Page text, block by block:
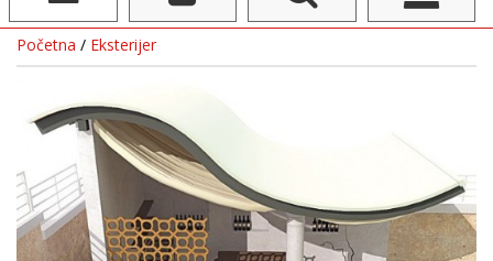
Početna / Eksterijer